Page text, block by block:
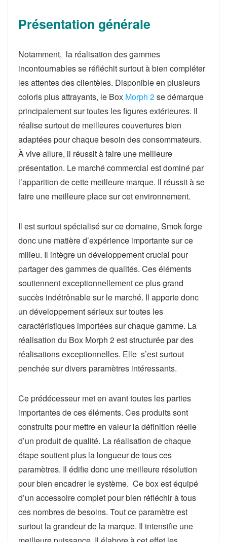
Présentation générale
Notamment, la réalisation des gammes
incontournables se réfléchit surtout à bien compléter
les attentes des clientèles. Disponible en plusieurs
coloris plus attrayants, le Box Morph 2se démarque
principalement sur toutes les figures extérieures. Il
réalise surtout de meilleures couvertures bien
adaptées pour chaque besoin des consommateurs.
À vive allure, il réussit à faire une meilleure
présentation. Le marché commercial est dominé par
l’apparition de cette meilleure marque. Il réussit à se
faire une meilleure place sur cet environnement.
Il est surtout spécialisé sur ce domaine, Smok forge
donc une matière d’expérience importante sur ce
milieu. Il intègre un développement crucial pour
partager des gammes de qualités. Ces éléments
soutiennent exceptionnellement ce plus grand
succès indétrônable sur le marché. Il apporte donc
un développement sérieux sur toutes les
caractéristiques importées sur chaque gamme. La
réalisation du Box Morph 2 est structurée par des
réalisations exceptionnelles. Elle s’est surtout
penchée sur divers paramètres intéressants.
Ce prédécesseur met en avant toutes les parties
importantes de ces éléments. Ces produits sont
construits pour mettre en valeur la définition réelle
d’un produit de qualité. La réalisation de chaque
étape soutient plus la longueur de tous ces
paramètres. Il édifie donc une meilleure résolution
pour bien encadrer le système. Ce box est équipé
d’un accessoire complet pour bien réfléchir à tous
ces nombres de besoins. Tout ce paramètre est
surtout la grandeur de la marque. Il intensifie une